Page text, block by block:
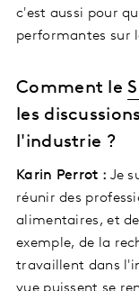
c'est aussi pour
performantes sur
Comment le
les
l'industrie ?
Karin Perrot : Je
réunir des
alimentaires, et
exemple, de la
travaillent dans